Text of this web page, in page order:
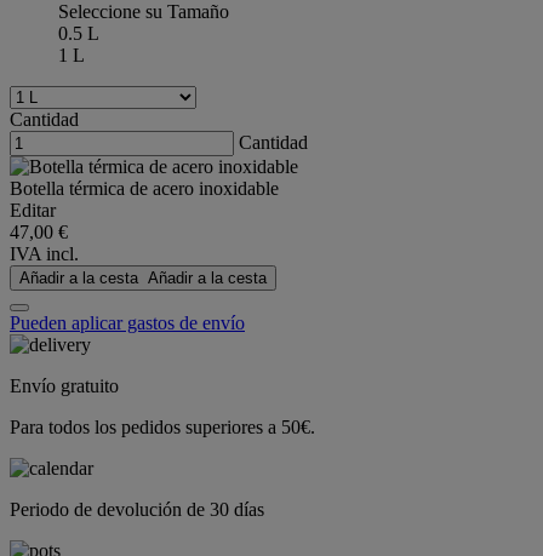
Seleccione su Tamaño
0.5 L
1 L
Cantidad
Cantidad
Botella térmica de acero inoxidable
Editar
47,00 €
IVA incl.
Añadir a la cesta Añadir a la cesta
Pueden aplicar gastos de envío
Envío gratuito
Para todos los pedidos superiores a 50€.
Periodo de devolución de 30 días